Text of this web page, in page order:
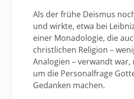
Als der frühe Deismus
und wirkte, etwa bei
einer Monadologie, die
christlichen Religion –
Analogien – verwandt
um die Personalfrage
Gedanken machen.